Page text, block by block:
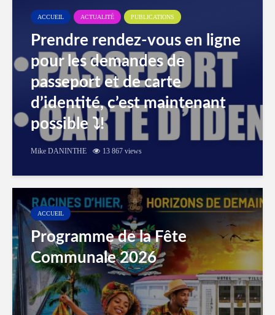
ACCUEIL ACTUALITÉ PUBLICATIONS
Prendre rendez-vous en ligne
pour les demandes de
passeport et de carte
d’identité, c’est maintenant
possible ⤵️!
Mike DANINTHE 13 867 views
ACCUEIL
Programme de la Fête
Communale 2026